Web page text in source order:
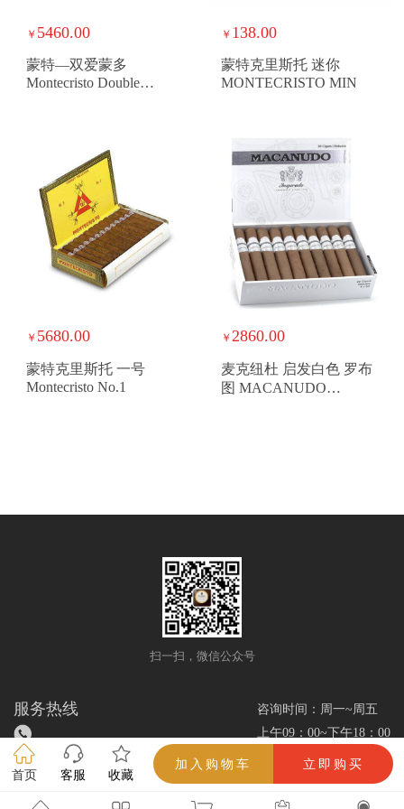
首页 客服 收藏
加入购物车 立即购买
￥ 5460.00
蒙特—双爱蒙多
Montecristo Double
￥ 138.00
蒙特克里斯托 迷你
MONTECRISTO MIN
￥ 5680.00
蒙特克里斯托 一号
Montecristo No.1
￥ 2860.00
麦克纽杜 启发白色 罗布
图 MACANUDO
扫一扫，微信公众号
服务热线
咨询时间：周一~周五
上午09：00~下午18：00